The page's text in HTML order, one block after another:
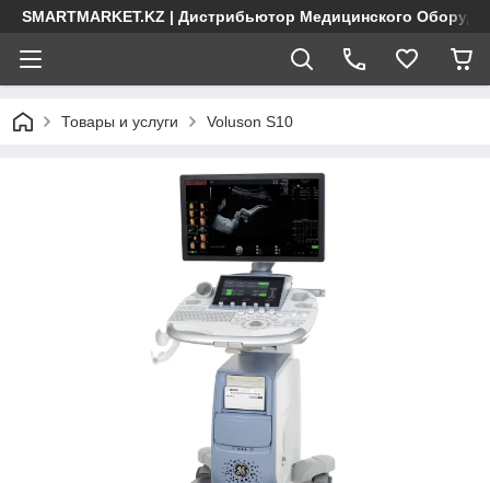
SMARTMARKET.KZ | Дистрибьютор Медицинского
Товары и услуги Voluson S10